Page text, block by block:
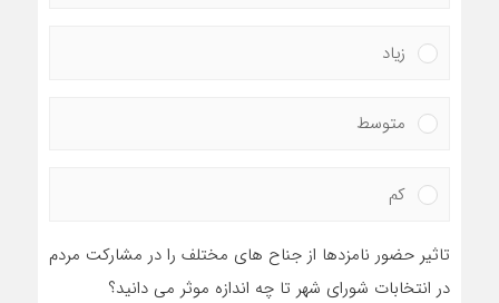
زیاد
متوسط
کم
تاثیر حضور نامزدها از جناح های مختلف را در مشارکت مردم
در انتخابات شورای شهر تا چه اندازه موثر می دانید؟